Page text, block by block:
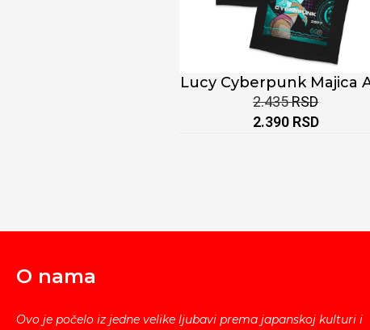
Lucy Cyberpunk Majica
2.435RSD
2.390 RSD
O nama
Ovo je počelo iz jedne velike ljubavi prema japanskoj kulturi i